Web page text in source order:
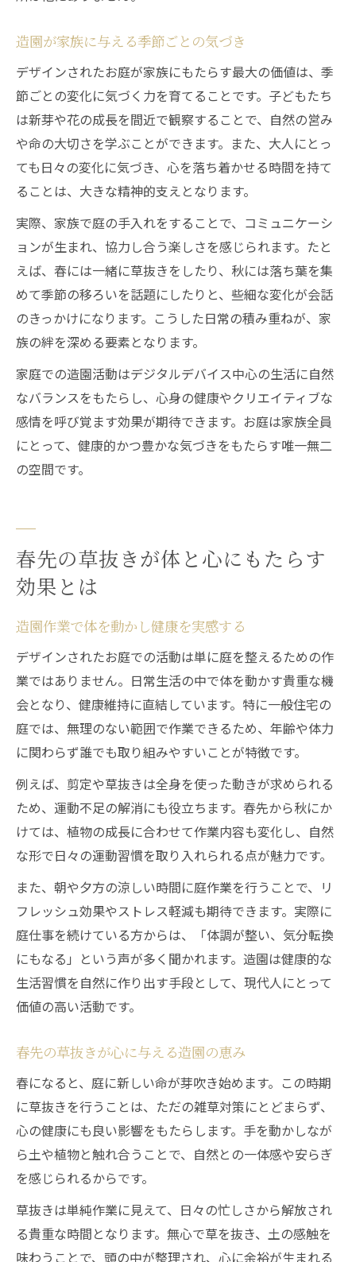
造園が家族に与える季節ごとの気づき
デザインされたお庭が家族にもたらす最大の価値は、季
節ごとの変化に気づく力を育てることです。子どもたち
は新芽や花の成長を間近で観察することで、自然の営み
や命の大切さを学ぶことができます。また、大人にとっ
ても日々の変化に気づき、心を落ち着かせる時間を持て
ることは、大きな精神的支えとなります。
実際、家族で庭の手入れをすることで、コミュニケーシ
ョンが生まれ、協力し合う楽しさを感じられます。たと
えば、春には一緒に草抜きをしたり、秋には落ち葉を集
めて季節の移ろいを話題にしたりと、些細な変化が会話
のきっかけになります。こうした日常の積み重ねが、家
族の絆を深める要素となります。
家庭での造園活動はデジタルデバイス中心の生活に自然
なバランスをもたらし、心身の健康やクリエイティブな
感情を呼び覚ます効果が期待できます。お庭は家族全員
にとって、健康的かつ豊かな気づきをもたらす唯一無二
の空間です。
春先の草抜きが体と心にもたらす
効果とは
造園作業で体を動かし健康を実感する
デザインされたお庭での活動は単に庭を整えるための作
業ではありません。日常生活の中で体を動かす貴重な機
会となり、健康維持に直結しています。特に一般住宅の
庭では、無理のない範囲で作業できるため、年齢や体力
に関わらず誰でも取り組みやすいことが特徴です。
例えば、剪定や草抜きは全身を使った動きが求められる
ため、運動不足の解消にも役立ちます。春先から秋にか
けては、植物の成長に合わせて作業内容も変化し、自然
な形で日々の運動習慣を取り入れられる点が魅力です。
また、朝や夕方の涼しい時間に庭作業を行うことで、リ
フレッシュ効果やストレス軽減も期待できます。実際に
庭仕事を続けている方からは、「体調が整い、気分転換
にもなる」という声が多く聞かれます。造園は健康的な
生活習慣を自然に作り出す手段として、現代人にとって
価値の高い活動です。
春先の草抜きが心に与える造園の恵み
春になると、庭に新しい命が芽吹き始めます。この時期
に草抜きを行うことは、ただの雑草対策にとどまらず、
心の健康にも良い影響をもたらします。手を動かしなが
ら土や植物と触れ合うことで、自然との一体感や安らぎ
を感じられるからです。
草抜きは単純作業に見えて、日々の忙しさから解放され
る貴重な時間となります。無心で草を抜き、土の感触を
味わうことで、頭の中が整理され、心に余裕が生まれる